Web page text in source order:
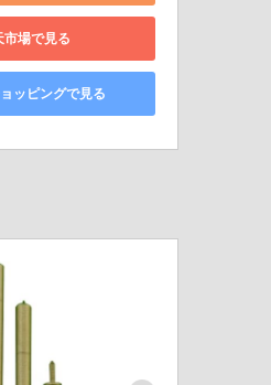
市場で見る
ッピングで見る